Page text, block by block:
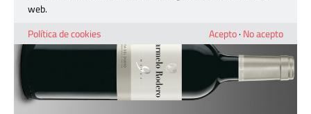
web.
Política de cookies
Acepto· No acepto